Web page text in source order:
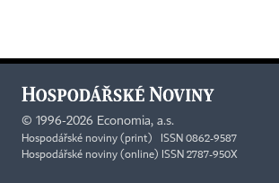
© 1996-2026 Economia, a.s.
Hospodářské noviny (print) ISSN 0862-9587
Hospodářské noviny (online) ISSN 2787-950X